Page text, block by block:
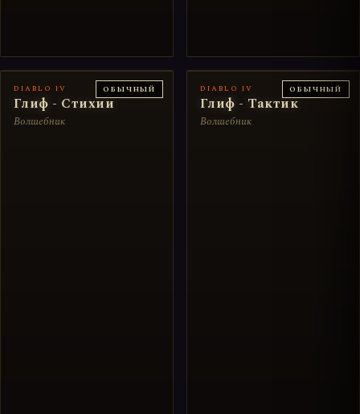
ОБЫЧНЫЙ
DIABLO IV
Глиф - Стихии
Волшебник
ОБЫЧНЫЙ
DIABLO IV
Глиф - Тактик
Волшебник